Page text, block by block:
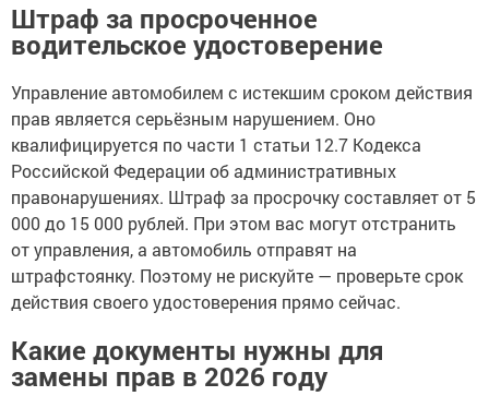
Штраф за просроченное
водительское удостоверение
Управление автомобилем с истекшим сроком действия
прав является серьёзным нарушением. Оно
квалифицируется по части 1 статьи 12.7 Кодекса
Российской Федерации об административных
правонарушениях. Штраф за просрочку составляет от 5
000 до 15 000 рублей. При этом вас могут отстранить
от управления, а автомобиль отправят на
штрафстоянку. Поэтому не рискуйте — проверьте срок
действия своего удостоверения прямо сейчас.
Какие документы нужны для
замены прав в 2026 году